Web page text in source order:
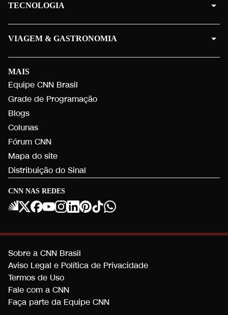
CNN NAS REDES
MAIS
Equipe CNN Brasil
Grade de Programação
Blogs
Colunas
Fórum CNN
Mapa do site
Distribuição do Sinal
TECNOLOGIA
VIAGEM & GASTRONOMIA
Sobre a CNN Brasil
Aviso Legal e Política de Privacidade
Termos de Uso
Fale com a CNN
Faça parte da Equipe CNN